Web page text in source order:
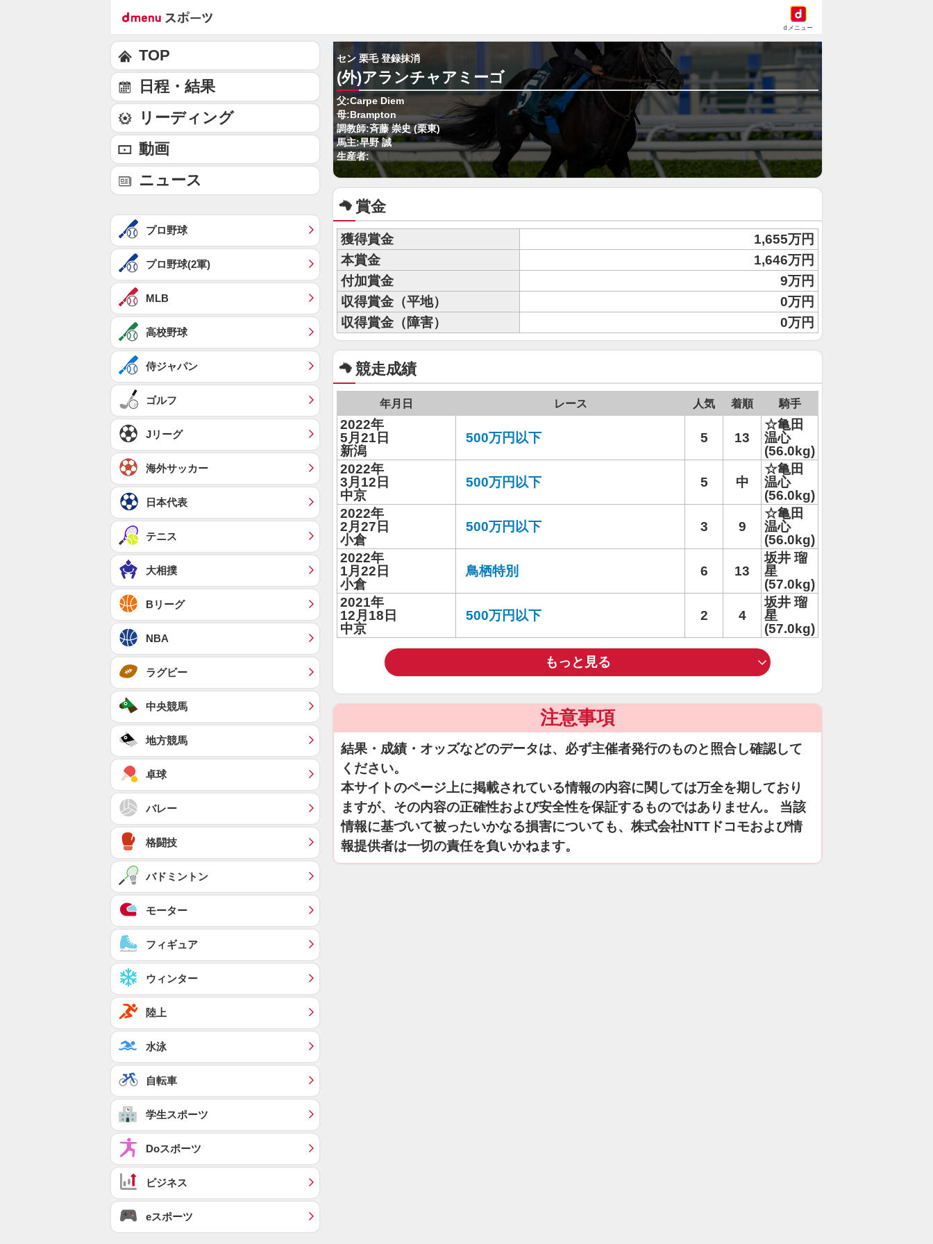
dメニュー
セン 栗毛 登録抹消
(外)アランチャアミーゴ
父:Carpe Diem
母:Brampton
調教師:斉藤 崇史 (栗東)
馬主:早野 誠
生産者:
賞金
獲得賞金
1,655万円
本賞金
1,646万円
付加賞金
9万円
収得賞金（平地）
0万円
収得賞金（障害）
0万円
競走成績
年月日 レース 人気 着順 騎手
2022年
5月21日
新潟
500万円以下 5 13
☆亀田
温心
(56.0kg)
2022年
3月12日
中京
500万円以下 5 中
☆亀田
温心
(56.0kg)
2022年
2月27日
小倉
500万円以下 3 9
☆亀田
温心
(56.0kg)
2022年
1月22日
小倉
鳥栖特別 6 13
坂井 瑠
星
(57.0kg)
2021年
12月18日
中京
500万円以下 2 4
坂井 瑠
星
(57.0kg)
もっと見る
注意事項
結果・成績・オッズなどのデータは、必ず主催者発行のものと照合し確認して
ください。
本サイトのページ上に掲載されている情報の内容に関しては万全を期しており
ますが、その内容の正確性および安全性を保証するものではありません。 当該
情報に基づいて被ったいかなる損害についても、株式会社NTTドコモおよび情
報提供者は一切の責任を負いかねます。
TOP
日程・結果
リーディング
動画
ニュース
プロ野球
プロ野球(2軍)
MLB
高校野球
侍ジャパン
ゴルフ
Jリーグ
海外サッカー
日本代表
テニス
大相撲
Bリーグ
NBA
ラグビー
中央競馬
地方競馬
卓球
バレー
格闘技
バドミントン
モーター
フィギュア
ウィンター
陸上
水泳
自転車
学生スポーツ
Doスポーツ
ビジネス
eスポーツ